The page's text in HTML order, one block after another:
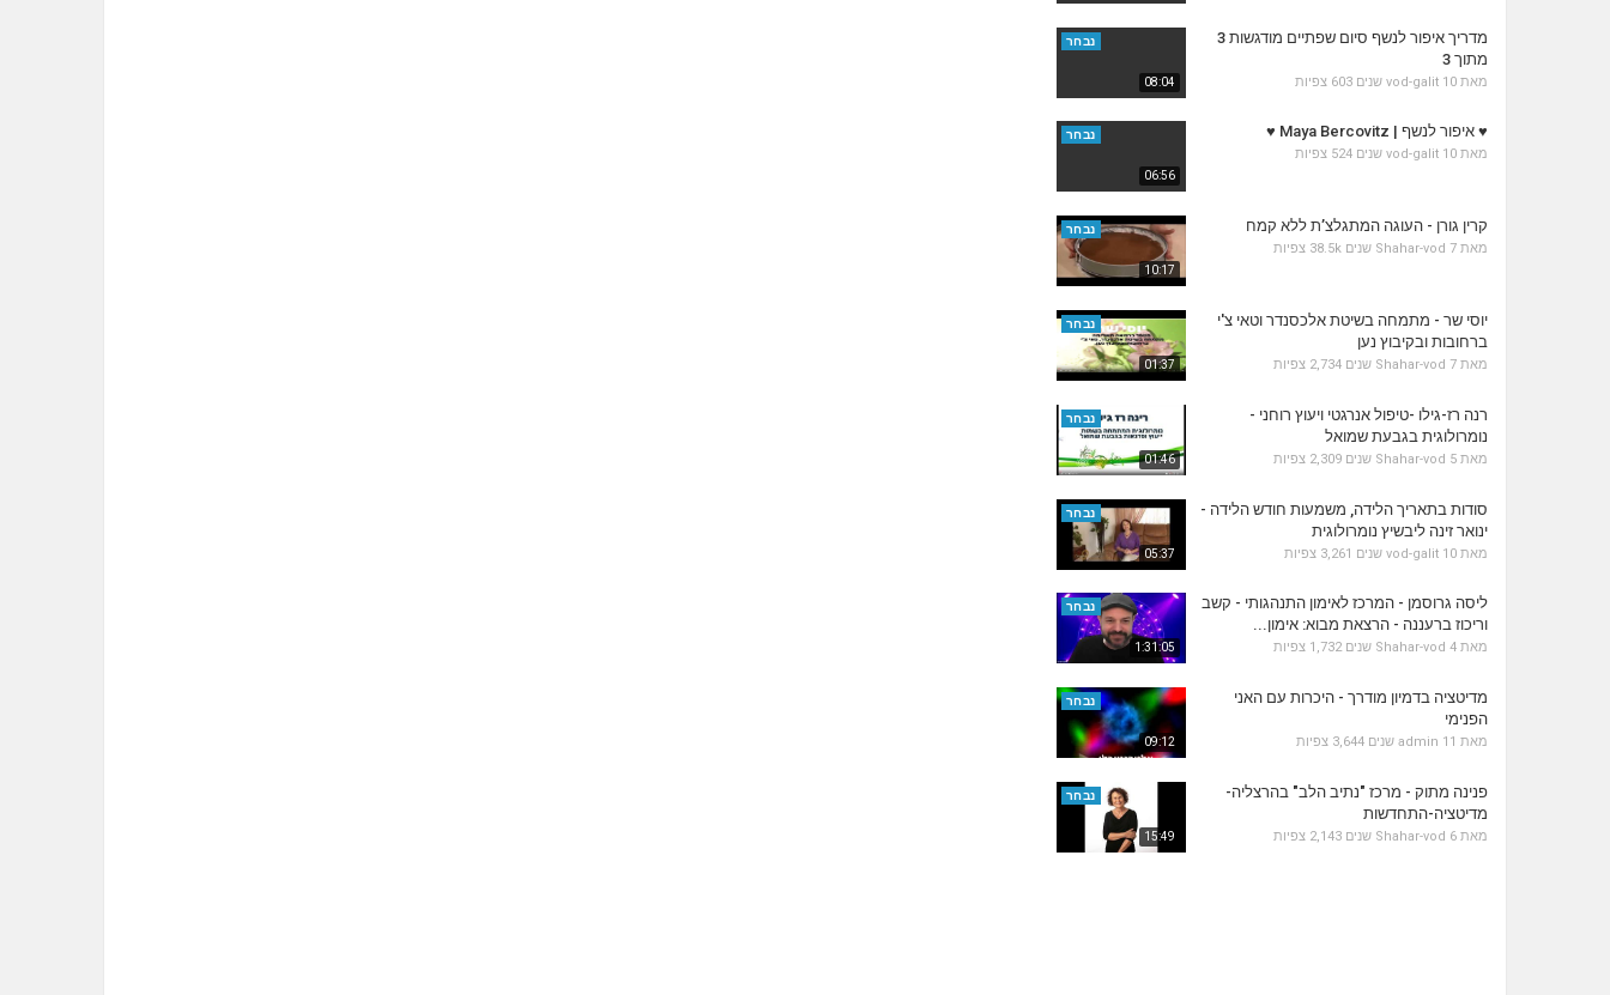
08:04
נבחר
מדריך איפור לנשף סיום שפתיים מודגשות 3
מתוך 3
מאת vod-galit 10 שנים 603 צפיות
06:56
נבחר ♥ איפור לנשף | Maya Bercovitz ♥
מאת vod-galit 10 שנים 524 צפיות
10:17
נבחר קרין גורן - העוגה המתגלצ’ת ללא קמח
מאת Shahar-vod 7 שנים 38.5k צפיות
01:37
נבחר
יוסי שר - מתמחה בשיטת אלכסנדר וטאי צ'י
ברחובות ובקיבוץ נען
מאת Shahar-vod 7 שנים 2,734 צפיות
01:46
נבחר
רנה רז-גילו -טיפול אנרגטי ויעוץ רוחני -
נומרולוגית בגבעת שמואל
מאת Shahar-vod 5 שנים 2,309 צפיות
05:37
נבחר
סודות בתאריך הלידה, משמעות חודש הלידה -
ינואר זינה ליבשיץ נומרולוגית
מאת vod-galit 10 שנים 3,261 צפיות
1:31:05
נבחר
ליסה גרוסמן - המרכז לאימון התנהגותי - קשב
וריכוז ברעננה - הרצאת מבוא: אימון...
מאת Shahar-vod 4 שנים 1,732 צפיות
09:12
נבחר
מדיטציה בדמיון מודרך - היכרות עם האני
הפנימי
מאת admin 11 שנים 3,644 צפיות
15:49
נבחר
פנינה מתוק - מרכז "נתיב הלב" בהרצליה-
מדיטציה-התחדשות
מאת Shahar-vod 6 שנים 2,143 צפיות